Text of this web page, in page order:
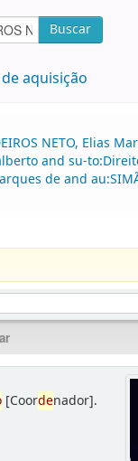
Buscar
aquisição
NETO, Elias
and su-
de and
[Coordenador].